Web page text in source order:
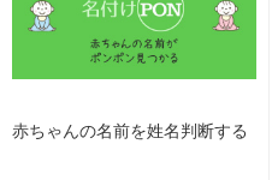
赤ちゃんの名前を姓名判断する